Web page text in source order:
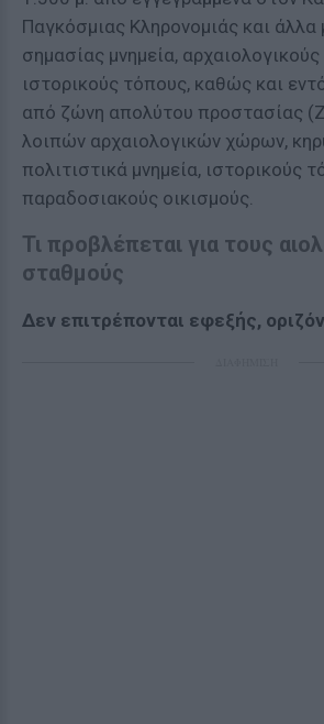
Παγκόσμιας Κληρονομιάς και άλλα
σημασίας μνημεία,
ιστορικούς τόπους, καθώς και
από ζώνη απολύτου προστασίας
λοιπών αρχαιολογικών χώρων,
πολιτιστικά μνημεία, ιστορικούς
παραδοσιακούς οικισμούς.
Τι προβλέπεται για τους
σταθμούς
Δεν επιτρέπονται εφεξής,